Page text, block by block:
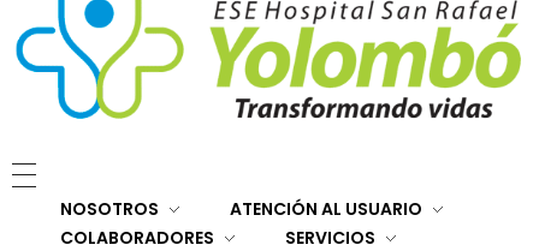
NOSOTROS
ATENCIÓN AL USUARIO
COLABORADORES
SERVICIOS